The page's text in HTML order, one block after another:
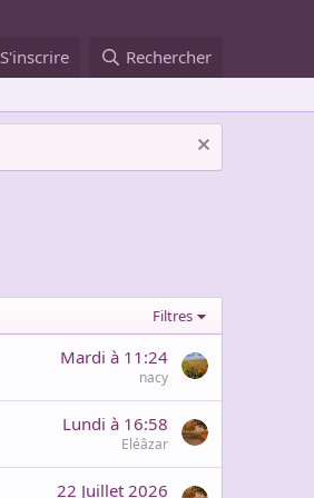
S'inscrire Rechercher
Filtres
Mardi à 11:24
nacy
Lundi à 16:58
Eléâzar
22 Juillet 2026